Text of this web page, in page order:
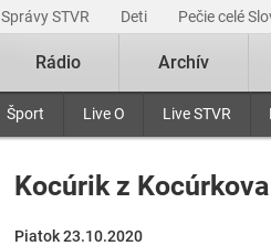
Správy STVR Deti Pečie celé
Šport Live O Live STVR
Rádio Archív
Kocúrik z Kocúrkova
Piatok 23.10.2020